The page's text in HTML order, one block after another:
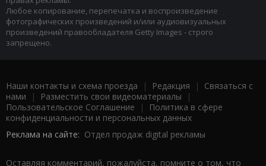
Любое копирование, перепечатка и воспроизведение
фотографических произведений и/или аудиовизуальных
произведений правообладателя Getty Images - строго
запрещено.
Наши контакты и схема проезда | Редакция | Связаться с
нами | Разместить свои видеоматериалы |
Пользовательское Соглашение |
Политика в сфере
конфиденциальности и персональных данных
Реклама на сайте: Отдел продаж digital рекламы
Оставляя комментарий, пожалуйста, помните о том, что